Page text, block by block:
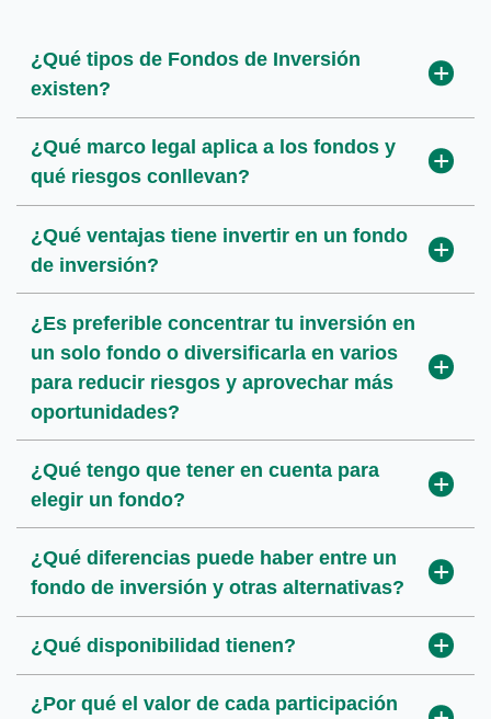
¿Qué tipos de Fondos de Inversión
existen?
¿Qué marco legal aplica a los fondos y
qué riesgos conllevan?
¿Qué ventajas tiene invertir en un fondo
de inversión?
¿Es preferible concentrar tu inversión en
un solo fondo o diversificarla en varios
para reducir riesgos y aprovechar más
oportunidades?
¿Qué tengo que tener en cuenta para
elegir un fondo?
¿Qué diferencias puede haber entre un
fondo de inversión y otras alternativas?
¿Qué disponibilidad tienen?
¿Por qué el valor de cada participación
¿Qué es la volatilidad?
¿Qué es un traspaso entre fondos?